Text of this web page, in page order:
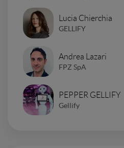
Lucia Chierchia
GELLIFY
Andrea Lazari
FPZ SpA
PEPPER GELLIFY
Gellify